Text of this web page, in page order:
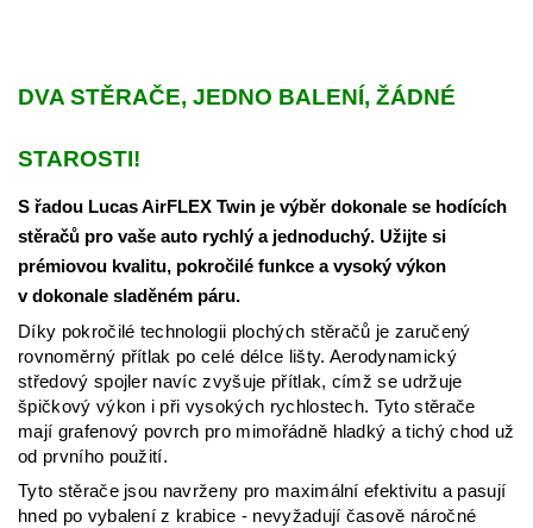
DVA STĚRAČE, JEDNO BALENÍ, ŽÁDNÉ
STAROSTI!
S řadou Lucas AirFLEX Twin je výběr dokonale se hodících
stěračů pro vaše auto rychlý a jednoduchý. Užijte si
prémiovou kvalitu, pokročilé funkce a vysoký výkon
v dokonale sladěném páru.
Díky pokročilé technologii plochých stěračů je zaručený
rovnoměrný přítlak po celé délce lišty. Aerodynamický
středový spojler navíc zvyšuje přítlak, címž se udržuje
špičkový výkon i při vysokých rychlostech. Tyto stěrače
mají grafenový povrch pro mimořádně hladký a tichý chod už
od prvního použití.
Tyto stěrače jsou navrženy pro maximální efektivitu a pasují
hned po vybalení z krabice - nevyžadují časově náročné